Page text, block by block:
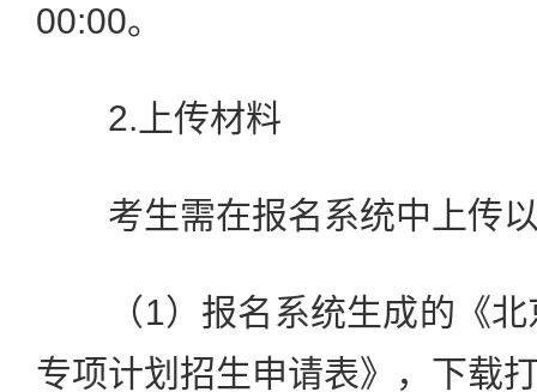
00:00。
2.上传材料
考生需在报名系统中上传以
（1）报名系统生成的《北
专项计划招生申请表》，下载